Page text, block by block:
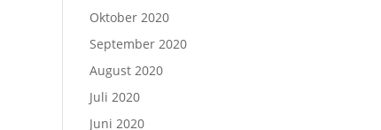
Oktober 2020
September 2020
August 2020
Juli 2020
Juni 2020